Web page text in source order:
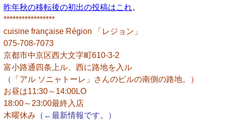
昨年秋の移転後の初出の投稿はこれ。
*****************
cuisine française Région 「レジョン」
075-708-7073
京都市中京区西大文字町610-3-2
富小路通四条上ル、西に路地を入ル
（「アル ソニャトーレ」さんのビルの南側の路地。）
お昼は11:30～14:00LO
18:00～23:00最終入店
木曜休み （←最新情報です。）